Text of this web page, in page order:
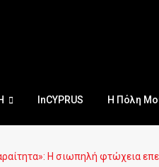
InCYPRUS Η Πόλη
Η σιωπηλή φτώχεια